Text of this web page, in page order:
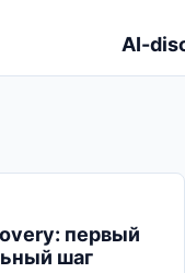
AI-
первый
шаг